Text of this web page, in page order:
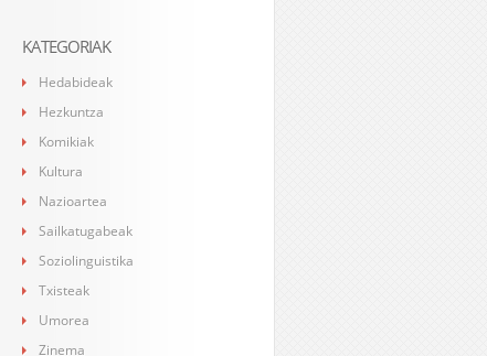
KATEGORIAK
Hedabideak
Hezkuntza
Komikiak
Kultura
Nazioartea
Sailkatugabeak
Soziolinguistika
Txisteak
Umorea
Zinema